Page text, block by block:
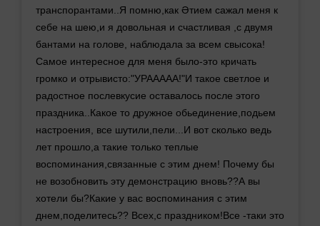
транспорантами..Я помню,как Әтием сажал меня к
себе на шею,и я довольная и счастливая ,с двумя
бантами на голове, наблюдала за всем свысока!
Самое интересное для меня было-это кричать
громко и отрывисто:"УРААААА!"И такое светлое и
радостное послевкусие оставалось после этого
праздника..Какое то дружное обьединение,подьем
настроения, все шутили,пели...И вот сколько ведь
лет прошло,а такие только теплые
воспоминания,связанные с этим днем! Почему бы
не возобновить эту демонстрацию вновь??А вы
хотели бы?Какие у вас воспоминания с этим
днем,поделитесь?? Всех,с праздником!Все -таки это